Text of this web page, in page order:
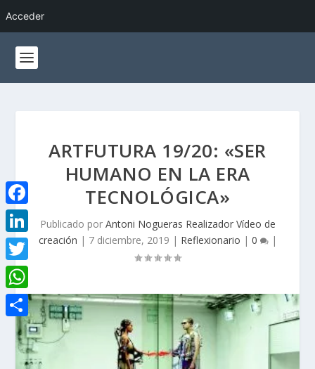
Acceder
ARTFUTURA 19/20: «SER
HUMANO EN LA ERA
TECNOLÓGICA»
Publicado por Antoni Nogueras Realizador Vídeo de
creación | 7 diciembre, 2019 | Reflexionario | 0 |
F
a
c
e
b
L
i
n
k
T
w
i
W